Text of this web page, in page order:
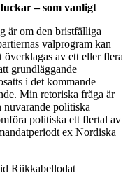
– som vanligt
är om den bristfälliga
valprogram kan
överklagas av ett eller flera
grundläggande
i det kommande
Min retoriska fråga är
nuvarande politiska
politiska ett flertal av
ex Nordiska
Riikkabellodat